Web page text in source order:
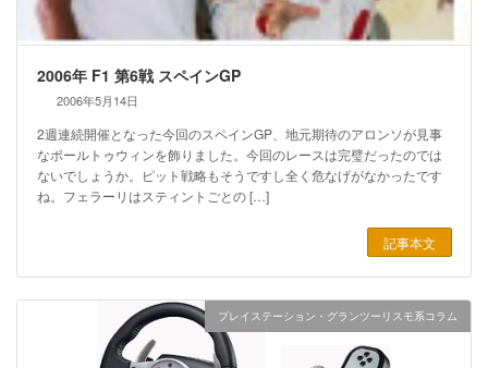
2006年 F1 第6戦 スペインGP
2006年5月14日
2週連続開催となった今回のスペインGP、地元期待のアロンソが見事
なポールトゥウィンを飾りました。今回のレースは完璧だったのでは
ないでしょうか。ピット戦略もそうですし全く危なげがなかったです
ね。フェラーリはスティントごとの […]
記事本文
プレイステーション・グランツーリスモ系コラム